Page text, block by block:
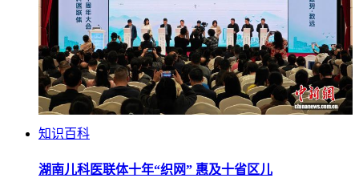
知识百科
湖南儿科医联体十年“织网” 惠及十省区儿